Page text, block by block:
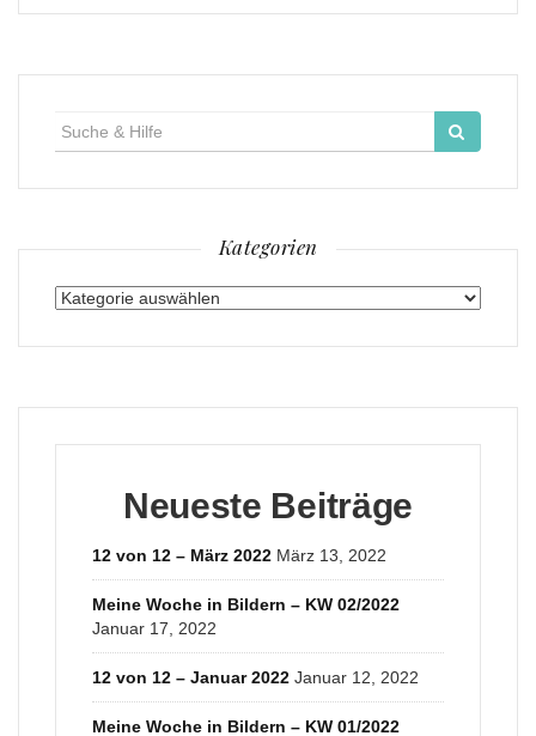
Kategorien
Kategorien
Neueste Beiträge
12 von 12 – März 2022 März 13, 2022
Meine Woche in Bildern – KW 02/2022
Januar 17, 2022
12 von 12 – Januar 2022 Januar 12, 2022
Meine Woche in Bildern – KW 01/2022